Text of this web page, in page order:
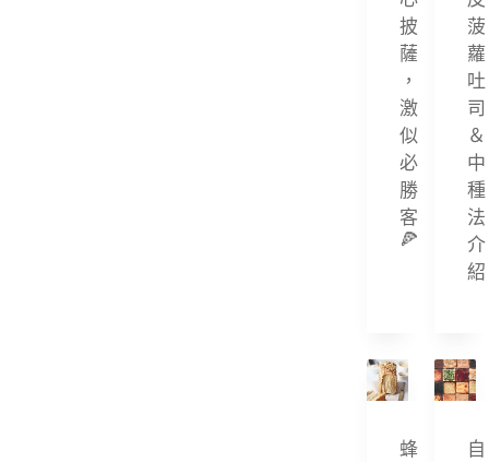
披
薩
，
激
似
必
勝
客
🍕
菠
蘿
吐
司
＆
中
種
法
介
紹
蜂
自